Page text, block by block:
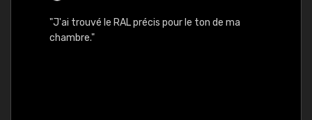
"J'ai trouvé le RAL précis pour le ton de ma
chambre."